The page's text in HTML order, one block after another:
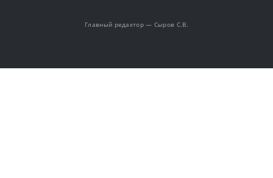
Главный редактор — Сыров С.В.